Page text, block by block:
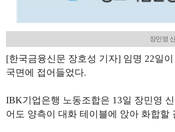
장민영
[한국금융신문 장호성 기자] 임명 22일
국면에 접어들었다.
IBK기업은행 노동조합은 13일 장민영
어도 양측이 대화 테이블에 앉아 화합